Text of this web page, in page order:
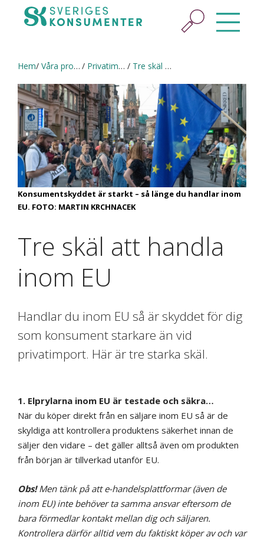
Hem Våra projekt Privatimportens faror (2019–2020) Tre skäl att handla inom EU
Konsumentskyddet är starkt – så länge du handlar inom
EU. FOTO: MARTIN KRCHNACEK
Tre skäl att handla
inom EU
Handlar du inom EU så är skyddet för dig
som konsument starkare än vid
privatimport. Här är tre starka skäl.
1. Elprylarna inom EU är testade och säkra…
När du köper direkt från en säljare inom EU så är de
skyldiga att kontrollera produktens säkerhet innan de
säljer den vidare – det gäller alltså även om produkten
från början är tillverkad utanför EU.
Obs!Men tänk på att e-handelsplattformar (även de
inom EU) inte behöver ta samma ansvar eftersom de
bara förmedlar kontakt mellan dig och säljaren.
Kontrollera därför alltid vem du faktiskt köper av och var